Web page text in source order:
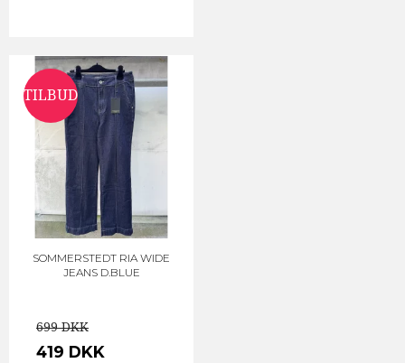
TILBUD
SOMMERSTEDT RIA WIDE
JEANS D.BLUE
699 DKK
419 DKK